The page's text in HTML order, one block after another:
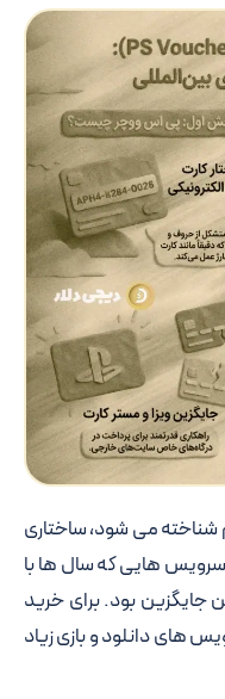
می شود، ساختاری
سرویس هایی که سال ها با
جایگزین بود. برای خرید
های دانلود و بازی زیاد